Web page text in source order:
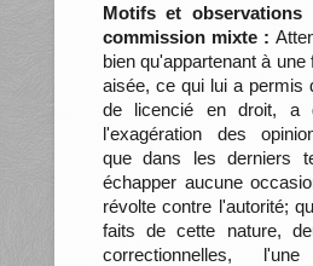
Motifs et observations
commission mixte :
bien qu'appartenant à une
aisée, ce qui lui a permis
de licencié en droit, a
l'exagération des
que dans les derniers
échapper aucune
révolte contre l'autorité;
faits de cette nature,
correctionnelles,